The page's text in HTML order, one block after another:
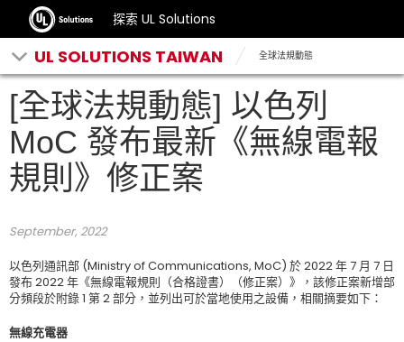
探索 UL Solutions
UL SOLUTIONS TAIWAN 全球法規動態
[全球法規動態] 以色列
MoC 發布最新《無線電報
規則》修正案
September, 2022
以色列通訊部 (Ministry of Communications, MoC) 於 2022 年 7 月 7 日
發布 2022 年《無線電報規則（合格證書）（修正案）》，該修正案新增部
分頻段於附錄 1 第 2 部分，並列出可於當地使用之設備，相關摘要如下：
無線充電器